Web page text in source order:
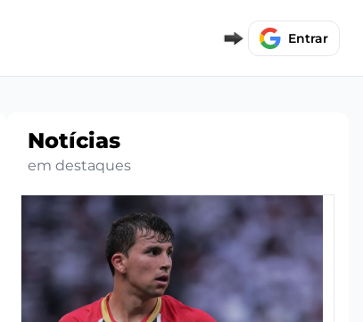
Entrar
Notícias
em destaques